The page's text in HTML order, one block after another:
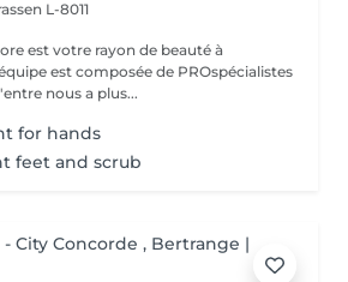
L-8011
est votre rayon de beauté à
nous a plus...
for hands
feet and scrub